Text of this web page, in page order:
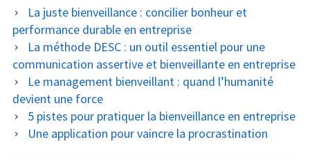
La juste bienveillance : concilier bonheur et
performance durable en entreprise
La méthode DESC : un outil essentiel pour une
communication assertive et bienveillante en entreprise
Le management bienveillant : quand l’humanité
devient une force
5 pistes pour pratiquer la bienveillance en entreprise
Une application pour vaincre la procrastination